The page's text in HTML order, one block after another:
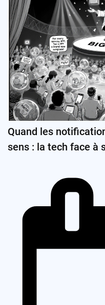
Quand les
sens : la tech face à